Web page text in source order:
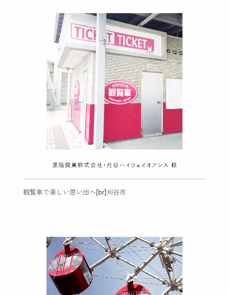
観覧車で楽しい思い出へ[br]刈谷市